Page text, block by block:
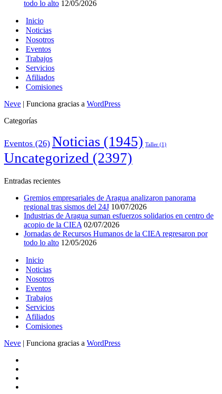
todo lo alto 12/05/2026
Inicio
Noticias
Nosotros
Eventos
Trabajos
Servicios
Afiliados
Comisiones
Neve | Funciona gracias a WordPress
Categorías
Eventos (26) Noticias (1945) Taller (1)
Uncategorized (2397)
Entradas recientes
Gremios empresariales de Aragua analizaron panorama
regional tras sismos del 24J 10/07/2026
Industrias de Aragua suman esfuerzos solidarios en centro de
acopio de la CIEA 02/07/2026
Jornadas de Recursos Humanos de la CIEA regresaron por
todo lo alto 12/05/2026
Inicio
Noticias
Nosotros
Eventos
Trabajos
Servicios
Afiliados
Comisiones
Neve | Funciona gracias a WordPress